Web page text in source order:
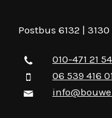
Postbus 6132 |
010-471 21 54
06 539 416 01